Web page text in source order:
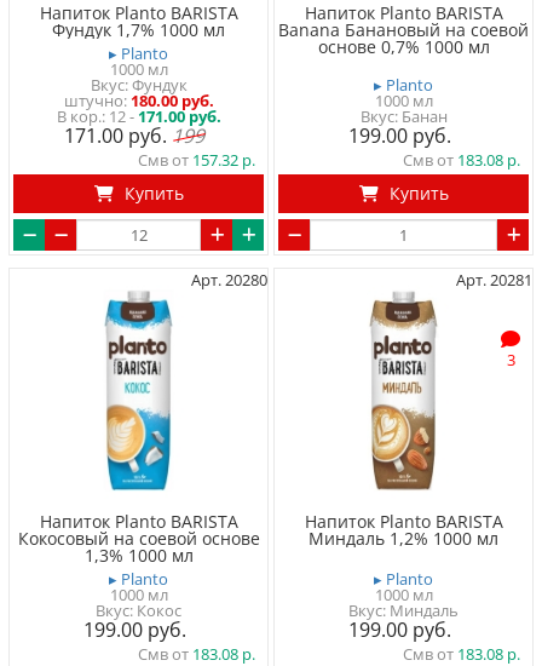
Напиток Planto BARISTA
Фундук 1,7% 1000 мл
▸ Planto
1000 мл
Вкус: Фундук
штучно 180.00 руб.
12 - 171.00 руб.
171.00 199
Смв от 157.32
Купить
Напиток Planto BARISTA
Banana Банановый на соевой
основе 0,7% 1000 мл
▸ Planto
1000 мл
Вкус: Банан
199.00
Смв от 183.08
Купить
Арт. 20280
Напиток Planto BARISTA
Кокосовый на соевой основе
1,3% 1000 мл
▸ Planto
1000 мл
Вкус: Кокос
199.00
Смв от 183.08
Арт. 20281
3
Напиток Planto BARISTA
Миндаль 1,2% 1000 мл
▸ Planto
1000 мл
Вкус: Миндаль
199.00
Смв от 183.08